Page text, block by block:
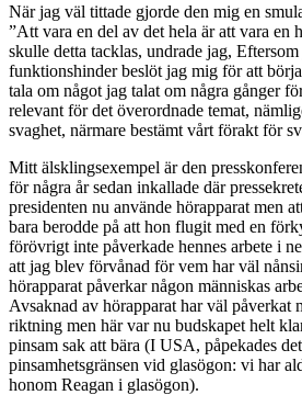
När jag väl tittade gjorde den mig en
”Att vara en del av det hela är att vara en
skulle detta tacklas, undrade jag,
funktionshinder beslöt jag mig för att
tala om något jag talat om några gånger
relevant för det överordnade temat,
svaghet, närmare bestämt vårt förakt för
Mitt älsklingsexempel är den
för några år sedan inkallade där
presidenten nu använde hörapparat men
bara berodde på att hon flugit med en
förövrigt inte påverkade hennes arbete i
att jag blev förvånad för vem har väl
hörapparat påverkar någon människas
Avsaknad av hörapparat har väl påverkat
riktning men här var nu budskapet helt
pinsam sak att bära (I USA, påpekades
pinsamhetsgränsen vid glasögon: vi har
honom Reagan i glasögon).